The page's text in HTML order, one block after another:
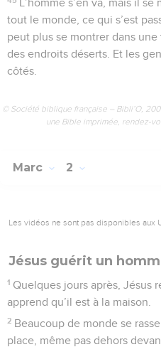
L’homme s’en va, mais il
tout le monde, ce qui s’est
peut plus se montrer dans
des endroits déserts. Et les
côtés.
© Société biblique française – Bibli’O,
une Bible imprimée, rendez-
Marc 2
Les vidéos ne sont pas disponibles aux
Jésus guérit un
1 Quelques jours après, Jésus
apprend qu’il est à la maison.
2 Beaucoup de monde se
place, même pas dehors